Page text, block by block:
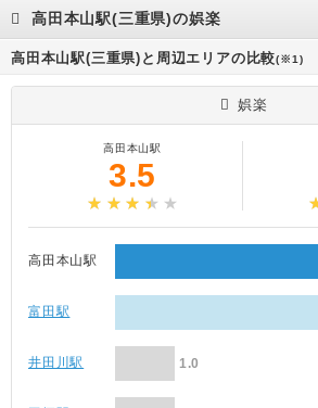
高田本山駅(三重県)の娯楽
高田本山駅(三重県)と周辺エリアの比較(※1)
娯楽
高田本山駅
3.5
高田本山駅
富田駅
井田川駅 1.0